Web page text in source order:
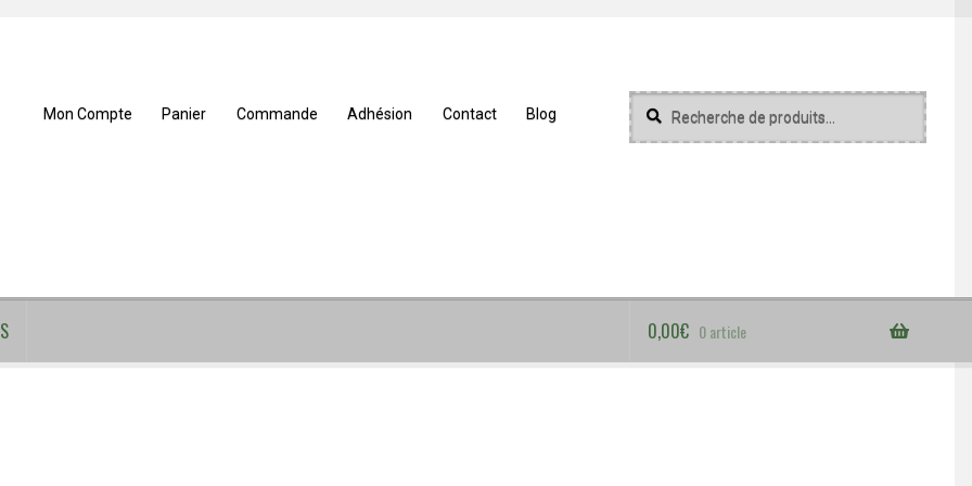
Mon Compte Panier Commande Adhésion Contact Blog
Recherche
pour :
Recherche
0,00€ 0 article